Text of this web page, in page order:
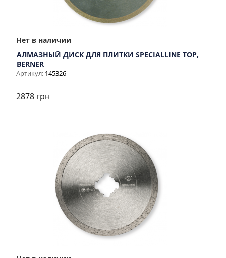
Нет в наличии
АЛМАЗНЫЙ ДИСК ДЛЯ ПЛИТКИ SPECIALLINE TOP,
BERNER
Артикул: 145326
2878 грн